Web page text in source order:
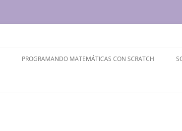
PROGRAMANDO MATEMÁTICAS CON SCRATCH